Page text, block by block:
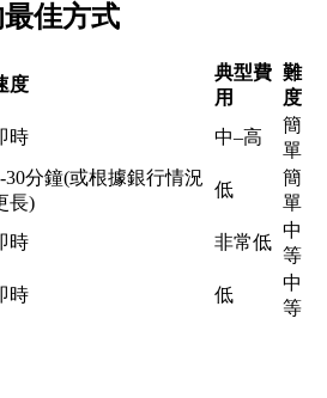
最佳方式
度
典型費
用
難
度
時 中–高
簡
單
30分鐘(或根據銀行情況
長)
低
簡
單
時 非常低
中
等
時 低
中
等